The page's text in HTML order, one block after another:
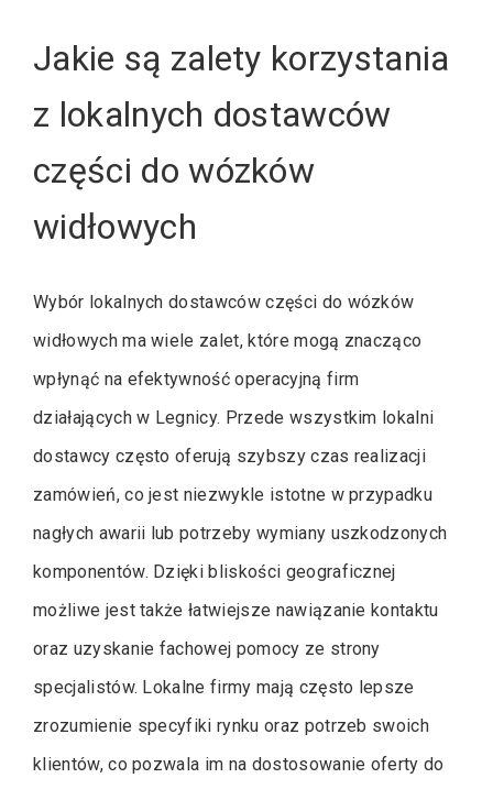
Jakie są zalety korzystania
z lokalnych dostawców
części do wózków
widłowych
Wybór lokalnych dostawców części do wózków
widłowych ma wiele zalet, które mogą znacząco
wpłynąć na efektywność operacyjną firm
działających w Legnicy. Przede wszystkim lokalni
dostawcy często oferują szybszy czas realizacji
zamówień, co jest niezwykle istotne w przypadku
nagłych awarii lub potrzeby wymiany uszkodzonych
komponentów. Dzięki bliskości geograficznej
możliwe jest także łatwiejsze nawiązanie kontaktu
oraz uzyskanie fachowej pomocy ze strony
specjalistów. Lokalne firmy mają często lepsze
zrozumienie specyfiki rynku oraz potrzeb swoich
klientów, co pozwala im na dostosowanie oferty do